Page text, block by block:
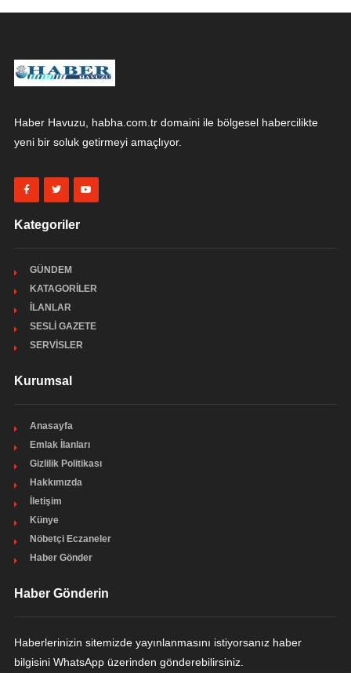
Haber Havuzu, habha.com.tr domaini ile bölgesel habercilikte
yeni bir soluk getirmeyi amaçlıyor.
Kategoriler
GÜNDEM
KATAGORİLER
İLANLAR
SESLİ GAZETE
SERVİSLER
Kurumsal
Anasayfa
Emlak İlanları
Gizlilik Politikası
Hakkımızda
İletişim
Künye
Nöbetçi Eczaneler
Haber Gönder
Haber Gönderin
Haberlerinizin sitemizde yayınlanmasını istiyorsanız haber
bilgisini WhatsApp üzerinden gönderebilirsiniz.